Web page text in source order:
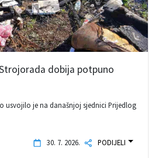
dobija potpuno
usvojilo je na današnjoj sjednici Prijedlog
30. 7. 2026. PODIJELI